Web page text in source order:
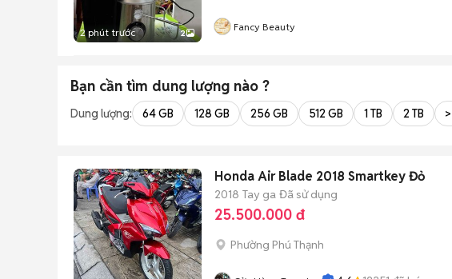
2 phút trước 2 Fancy Beauty
Bạn cần tìm dung lượng nào ?
Dung lượng: 64 GB 128 GB 256 GB 512 GB 1 TB 2 TB
Honda Air Blade 2018 Smartkey Đỏ
2018 Tay ga Đã sử dụng
25.500.000 đ
Phường Phú Thạnh